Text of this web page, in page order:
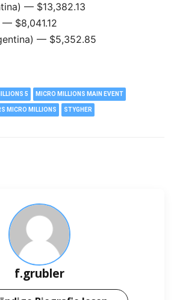
— $13,382.13
$8,041.12
— $5,352.85
5 MICRO MILLIONS MAIN EVENT
MICRO MILLIONS STYGHER
f.grubler